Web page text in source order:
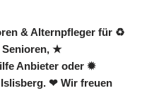
& Alternpfleger für ♻
Senioren, ★
Anbieter oder ✹
❤ Wir freuen